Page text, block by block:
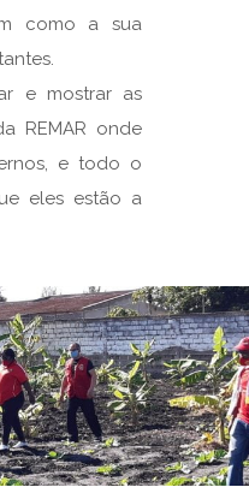
como a sua
e mostrar as
REMAR onde
e todo o
eles estão a